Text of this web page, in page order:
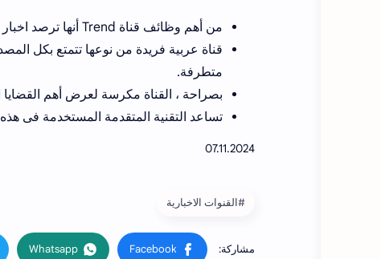
من أهم وظائف قناة Trend أنها ترصد اخبار حصرية على مدار 24 ساعة فى اليـوم.
قناة عربية فريدة من نوعها تتمتع بكل
متطرفة.
بصراحة ، القناة مكرسة لعرض أهم القضايا
تساعد التقنية المتقدمة المستخدمة فى
#القنوات الاخبارية